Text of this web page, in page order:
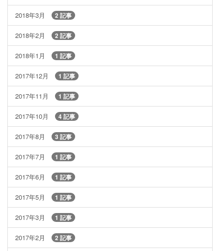
2018年3月 2 記事
2018年2月 2 記事
2018年1月 1 記事
2017年12月 1 記事
2017年11月 1 記事
2017年10月 4 記事
2017年8月 3 記事
2017年7月 1 記事
2017年6月 1 記事
2017年5月 1 記事
2017年3月 1 記事
2017年2月 2 記事